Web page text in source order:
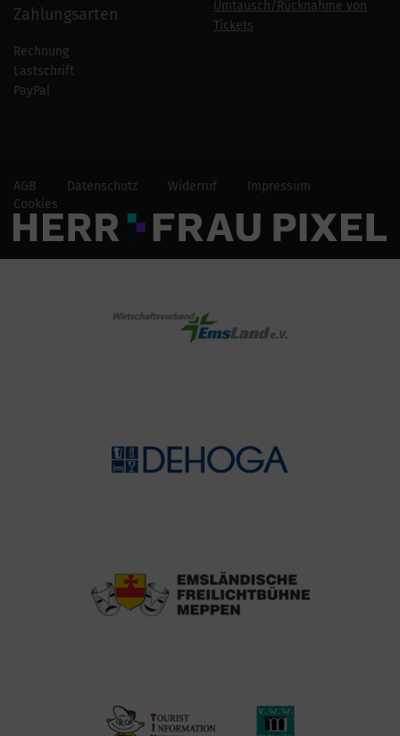
Zahlungsarten
Rechnung
Lastschrift
PayPal
Umtausch/Rücknahme von
Tickets
AGB Datenschutz Widerruf
Impressum
Cookies